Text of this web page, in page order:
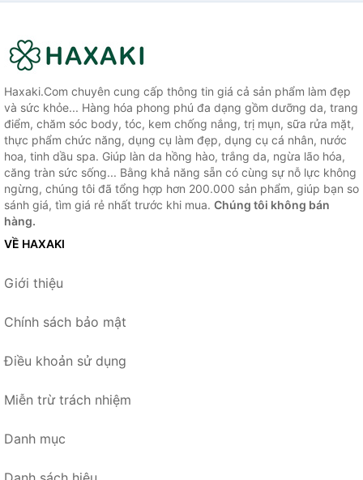
Haxaki.Com chuyên cung cấp thông tin giá cả sản phẩm làm đẹp
và sức khỏe... Hàng hóa phong phú đa dạng gồm dưỡng da, trang
điểm, chăm sóc body, tóc, kem chống nắng, trị mụn, sữa rửa mặt,
thực phẩm chức năng, dụng cụ làm đẹp, dụng cụ cá nhân, nước
hoa, tinh dầu spa. Giúp làn da hồng hào, trắng da, ngừa lão hóa,
căng tràn sức sống... Bằng khả năng sẵn có cùng sự nỗ lực không
ngừng, chúng tôi đã tổng hợp hơn 200.000 sản phẩm, giúp bạn so
sánh giá, tìm giá rẻ nhất trước khi mua. Chúng tôi không bán
hàng.
VỀ HAXAKI
Giới thiệu
Chính sách bảo mật
Điều khoản sử dụng
Miễn trừ trách nhiệm
Danh mục